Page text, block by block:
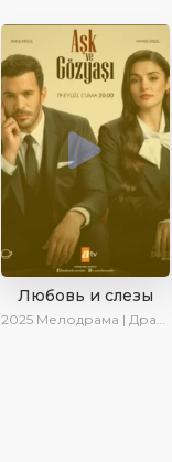
Любовь и слезы
2025 Мелодрама | Драма | Новинки | Сериалы 2025